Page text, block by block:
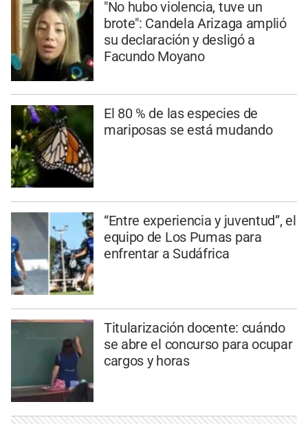
"No hubo violencia, tuve un
brote": Candela Arizaga amplió
su declaración y desligó a
Facundo Moyano
El 80 % de las especies de
mariposas se está mudando
“Entre experiencia y juventud”, el
equipo de Los Pumas para
enfrentar a Sudáfrica
Titularización docente: cuándo
se abre el concurso para ocupar
cargos y horas